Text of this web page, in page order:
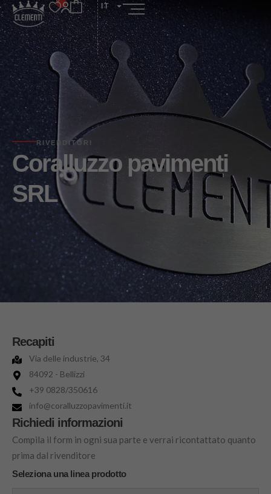
IT
RIVENDITORI
Coralluzzo pavimenti
SRL
Recapiti
Via delle industrie, 34
84092 - Bellizzi
+39 0828/350616
info@coralluzzopavimenti.it
Richiedi informazioni
Compila il form in ogni sua parte e verrai ricontattato quanto
prima dal rivenditore
Seleziona una linea prodotto